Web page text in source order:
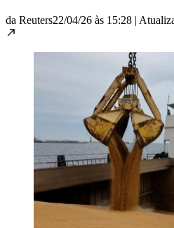
da Reuters22/04/26 às 15:28 |